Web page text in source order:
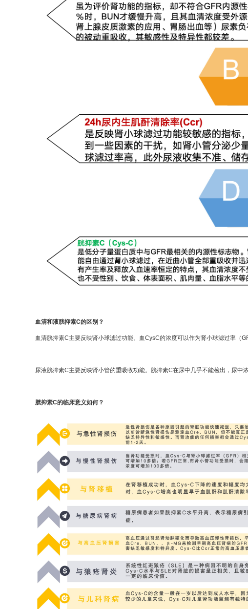
血清和液胱抑素C的区别？
血清胱抑素C主要反映肾小球滤过功能。血CysC的浓度可以作为肾小球滤过率（
尿液胱抑素C主要反映肾小管的重吸收功能。胱抑素C在尿中几乎不能检出，尿中
胱抑素C的临床意义如何？